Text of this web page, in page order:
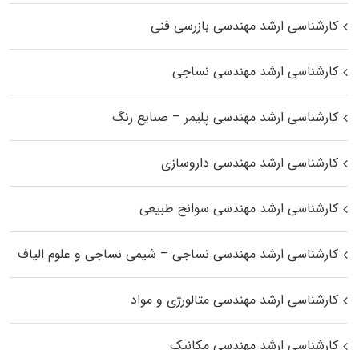
کارشناسی ارشد مهندسی بازرسی فنی
کارشناسی ارشد مهندسی نساجی
کارشناسی ارشد مهندسی پلیمر – صنایع رنگ
کارشناسی ارشد مهندسی داروسازی
کارشناسی ارشد مهندسی سوانح طبیعی
کارشناسی ارشد مهندسی نساجی – شیمی نساجی و علوم الیاف
کارشناسی ارشد مهندسی متالورژی و مواد
کارشناسی ارشد مهندسی مکانیک